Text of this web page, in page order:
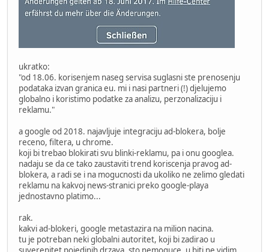
ukratko:
"od 18.06. korisenjem naseg servisa suglasni ste prenosenju
podataka izvan granica eu. mi i nasi partneri (!) djelujemo
globalno i koristimo podatke za analizu, perzonalizaciju i
reklamu."
a google od 2018. najavljuje integraciju ad-blokera, bolje
receno, filtera, u chrome.
koji bi trebao blokirati svu blinki-reklamu, pa i onu googlea.
nadaju se da ce tako zaustaviti trend koriscenja pravog ad-
blokera, a radi se i na mogucnosti da ukoliko ne zelimo gledati
reklamu na kakvoj news-stranici preko google-playa
jednostavno platimo...
rak.
kakvi ad-blokeri, google metastazira na milion nacina.
tu je potreban neki globalni autoritet, koji bi zadirao u